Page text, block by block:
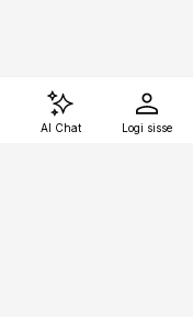
AI Chat Logi sisse